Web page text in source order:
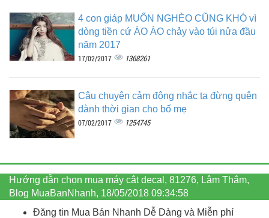
4 con giáp MUỐN NGHÈO CŨNG KHÓ vì
dòng tiền cứ ÀO ÀO chảy vào túi nửa đầu
năm 2017
17/02/2017 1368261
Câu chuyện cảm động nhắc ta đừng quên
dành thời gian cho bố mẹ
07/02/2017 1254745
Hướng dẫn chọn mua máy cắt decal, 81276, Lâm Thắm,
Blog MuaBanNhanh, 18/05/2018 09:34:58
Đăng tin Mua Bán Nhanh Dễ Dàng và Miễn phí